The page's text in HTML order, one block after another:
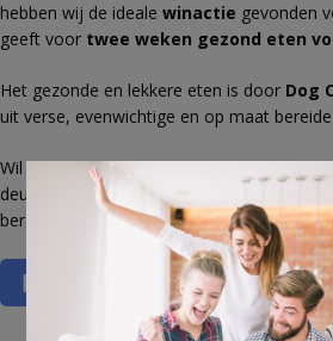
hebben wij de ideale winactie gevonden
geeft voor twee weken gezond eten
Het gezonde en lekkere eten is door Dog
uit verse, evenwichtige en op maat
Wil jij je hond verwennen en de lekkere
deur ontvangen? Beantwoord dan de
bereide gerechten van Dog Chef?”.